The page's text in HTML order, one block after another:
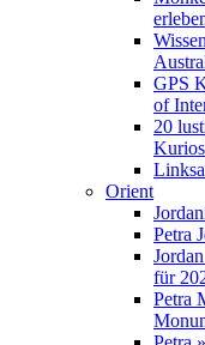
GPS
of
20
Orient
Petra
für
Petra